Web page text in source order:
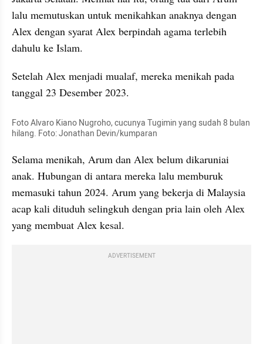
lalu memutuskan untuk menikahkan anaknya dengan
Alex dengan syarat Alex berpindah agama terlebih
dahulu ke Islam.
Setelah Alex menjadi mualaf, mereka menikah pada
tanggal 23 Desember 2023.
Foto Alvaro Kiano Nugroho, cucunya Tugimin yang sudah 8 bulan
hilang. Foto: Jonathan Devin/kumparan
Selama menikah, Arum dan Alex belum dikaruniai
anak. Hubungan di antara mereka lalu memburuk
memasuki tahun 2024. Arum yang bekerja di Malaysia
acap kali dituduh selingkuh dengan pria lain oleh Alex
yang membuat Alex kesal.
ADVERTISEMENT